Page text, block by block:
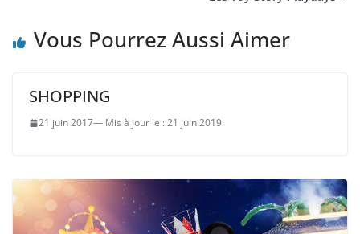
Vous Pourrez Aussi Aimer
SHOPPING
21 juin 2017 21 juin 2019